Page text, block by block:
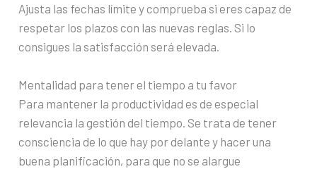
Ajusta las fechas límite y comprueba si eres capaz de
respetar los plazos con las nuevas reglas. Si lo
consigues la satisfacción será elevada.
Mentalidad para tener el tiempo a tu favor
Para mantener la productividad es de especial
relevancia la gestión del tiempo. Se trata de tener
consciencia de lo que hay por delante y hacer una
buena planificación, para que no se alargue